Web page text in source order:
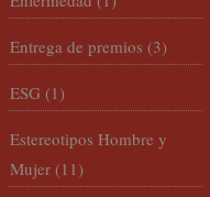
Entrega de premios (3)
ESG (1)
Estereotipos Hombre y
Mujer (11)